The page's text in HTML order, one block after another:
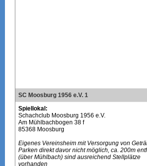
SC Moosburg 1956 e.V. 1
Spiellokal:
Schachclub Moosburg 1956 e.V.
Am Mühlbachbogen 38 f
85368 Moosburg
Eigenes Vereinsheim mit Versorgung von
Parken direkt davor nicht möglich, ca. 200m
(über Mühlbach) sind ausreichend Stellplätze
vorhanden